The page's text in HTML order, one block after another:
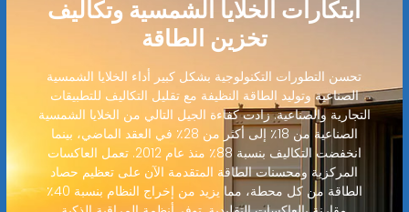
ابتكارات الخلايا الشمسية وتكاليف
تخزين الطاقة
تحسن التطورات التكنولوجية بشكل كبير أداء الخلايا الشمسية
الصناعية وتوليد الطاقة النظيفة مع تقليل التكاليف للتطبيقات
التجارية والصناعية. زادت كفاءة الجيل التالي من الخلايا الشمسية
الصناعية من 18٪ إلى أكثر من 28٪ في العقد الماضي، بينما
انخفضت التكاليف بنسبة 88٪ منذ عام 2012. تعمل العاكسات
المركزية ومحسنات الطاقة المتقدمة الآن على تعظيم حصاد
الطاقة من كل محطة، مما يزيد من إخراج النظام بنسبة 40٪